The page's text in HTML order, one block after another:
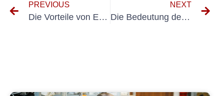
PREVIOUS
Die Vorteile von E-Check Verkehrsplanung im städtischen Verkehr
NEXT
Die Bedeutung der Prüfung elektrischer Systeme in der Verkehrsplanung